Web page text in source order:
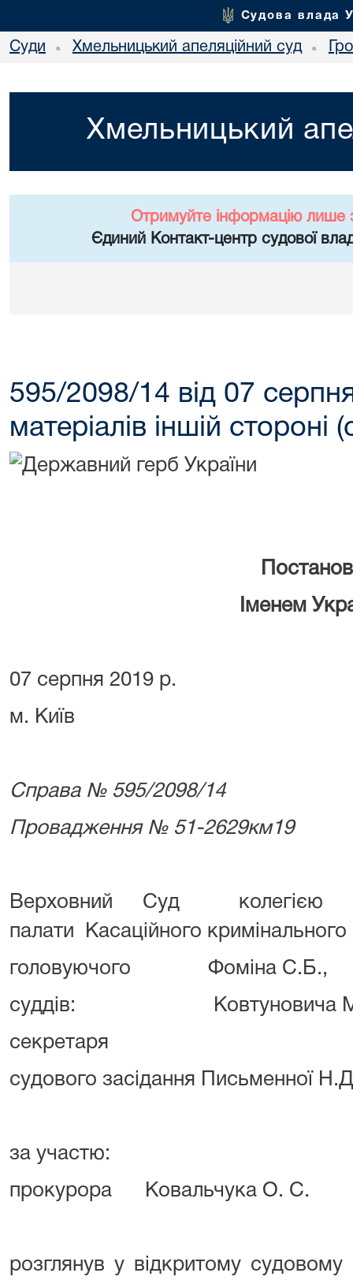
Судова влада
Суди • Хмельницький апеляційний суд •
Хмельницький
Отримуйте інформацію лише
Єдиний Контакт-центр судової
595/2098/14 від 07
матеріалів іншій стороні
Іменем
07 серпня 2019 р.
м. Київ
Справа № 595/2098/14
Провадження № 51-2629км19
Верховний Суд колегією
палати Касаційного кримінального
головуючого Фоміна С.Б.,
суддів: Ковтуновича М.І.,
секретаря
судового засідання Письменної
за участю:
прокурора Ковальчука О.
розглянув у відкритому судовому